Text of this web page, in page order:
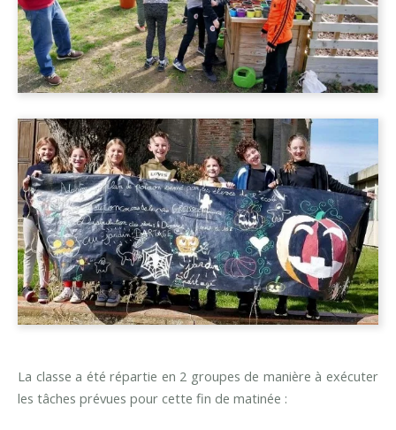
La classe a été répartie en 2 groupes de manière à exécuter
les tâches prévues pour cette fin de matinée :